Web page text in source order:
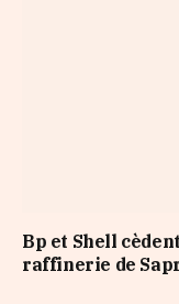
Bp et Shell
raffinerie de